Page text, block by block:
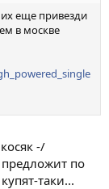
их еще привезди
в москве
-/
по
таки...